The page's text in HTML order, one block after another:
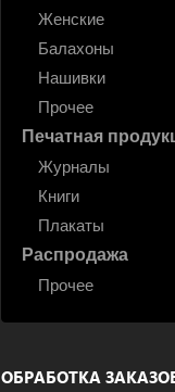
Женские
Балахоны
Нашивки
Прочее
Печатная
Журналы
Книги
Плакаты
Распродажа
Прочее
ОБРАБОТКА